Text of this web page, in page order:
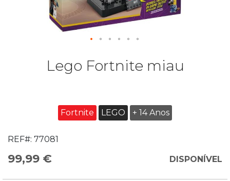
Lego Fortnite miau
Fortnite LEGO + 14 Anos
REF#: 77081
99,99 € DISPONÍVEL